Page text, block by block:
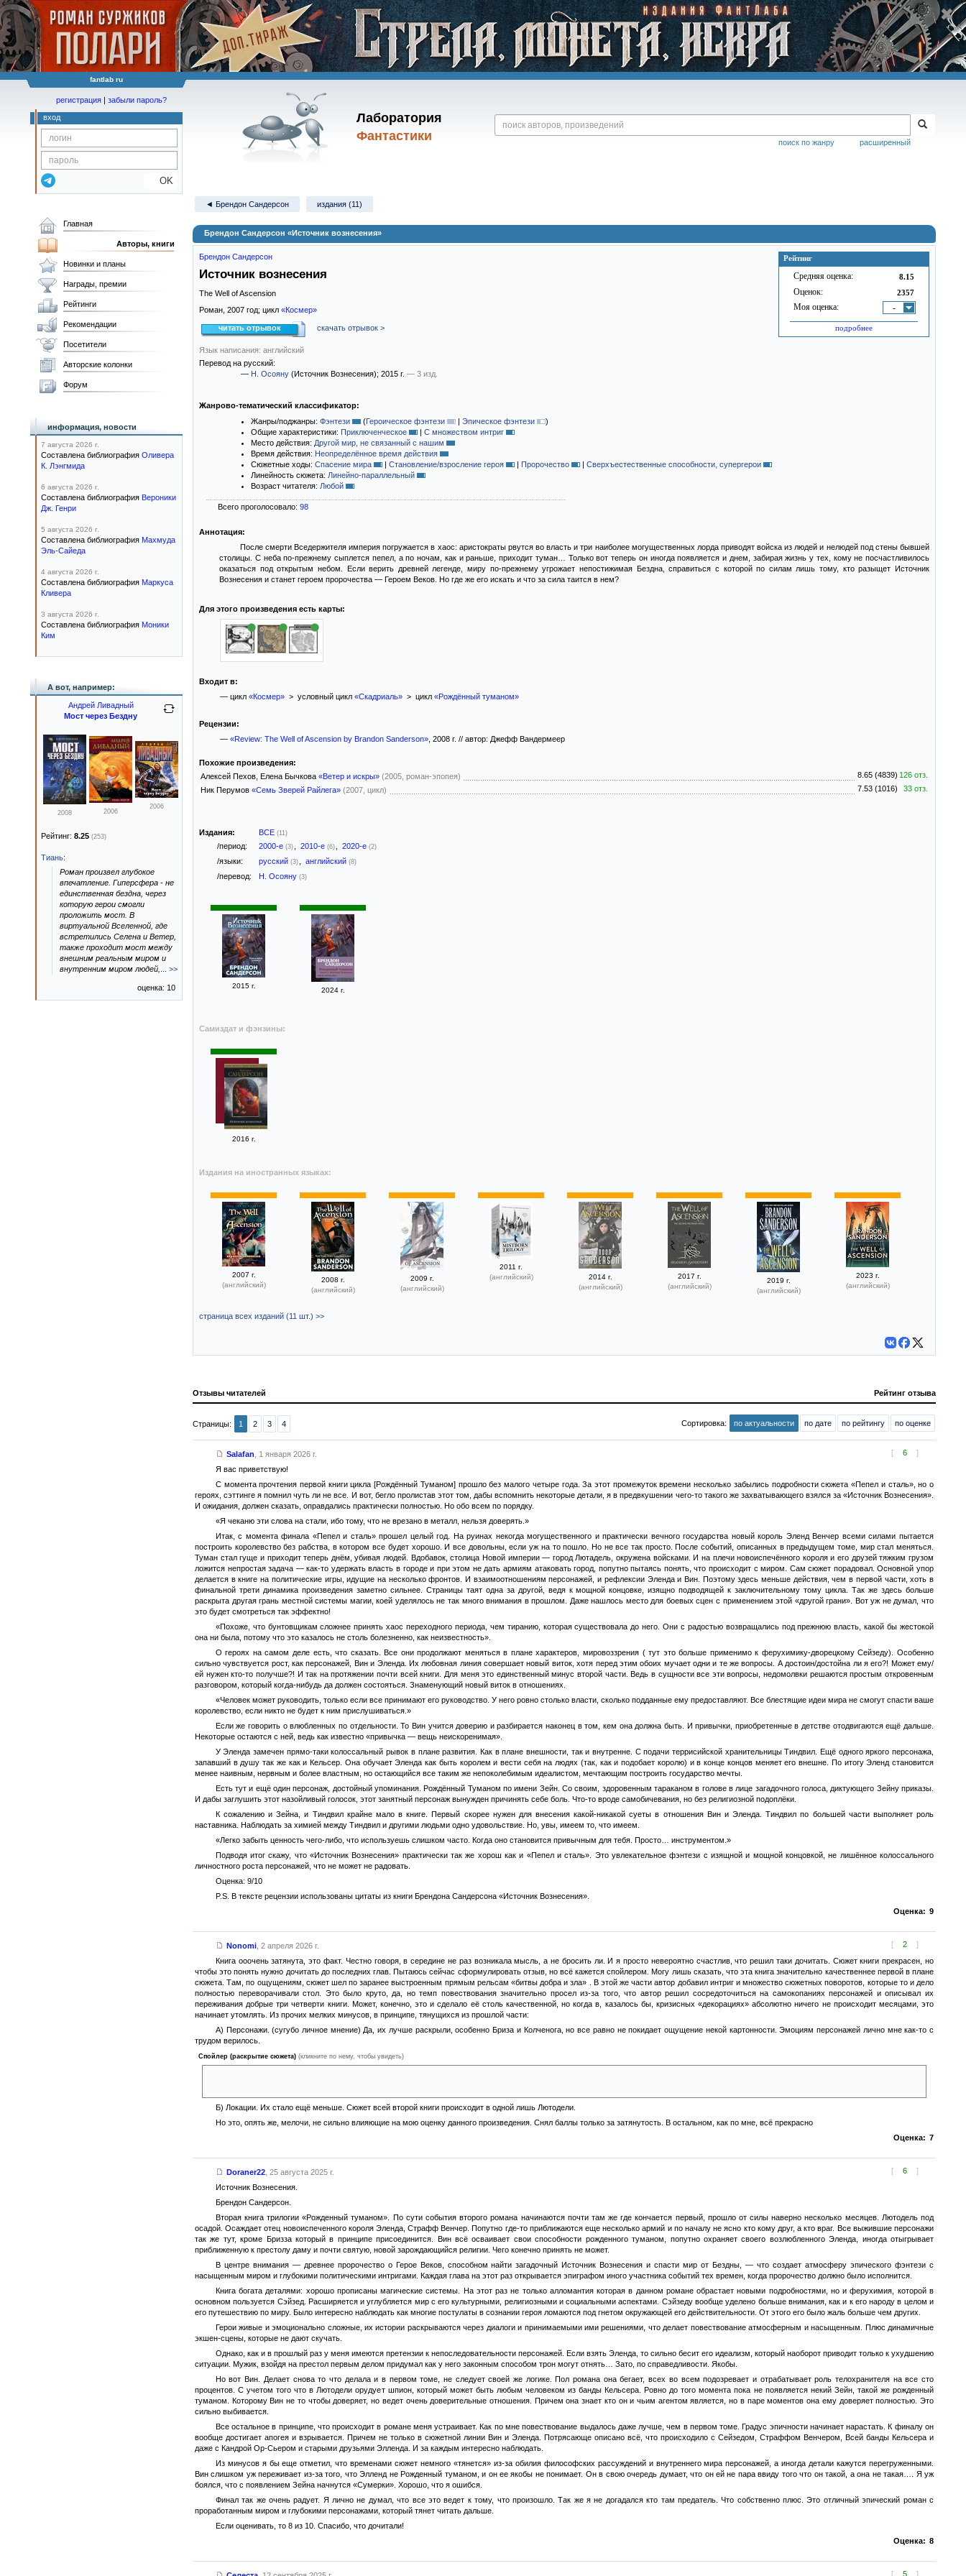
fantlab ru
Лаборатория
Фантастики
расширенный
поиск по жанру
регистрация | забыли пароль?
вход
OK
◄ Брендон Сандерсон издания (11)
Брендон Сандерсон «Источник вознесения»
Рейтинг
Средняя оценка: 8.15
Оценок: 2357
Моя оценка: -
подробнее
Брендон Сандерсон
Источник вознесения
The Well of Ascension
Роман, 2007 год; цикл «Космер»
читать отрывок скачать отрывок >
Язык написания: английский
Перевод на русский:
— Н. Осояну (Источник Вознесения); 2015 г. — 3 изд.
Жанрово-тематический классификатор:
Жанры/поджанры: Фэнтези (Героическое фэнтези | Эпическое фэнтези
)
Общие характеристики: Приключенческое | С множеством интриг
Место действия: Другой мир, не связанный с нашим
Время действия: Неопределённое время действия
Сюжетные ходы: Спасение мира | Становление/взросление героя | Пророчество | Сверхъестественные способности, супергерои
Линейность сюжета: Линейно-параллельный
Возраст читателя: Любой
Всего проголосовало: 98
Аннотация:
После смерти Вседержителя империя погружается в хаос: аристократы рвутся во власть и три наиболее могущественных лорда приводят войска из людей и нелюдей под стены бывшей
столицы. С неба по-прежнему сыплется пепел, а по ночам, как и раньше, приходит туман… Только вот теперь он иногда появляется и днем, забирая жизнь у тех, кому не посчастливилось
оказаться под открытым небом. Если верить древней легенде, миру по-прежнему угрожает непостижимая Бездна, справиться с которой по силам лишь тому, кто разыщет Источник
Вознесения и станет героем пророчества — Героем Веков. Но где же его искать и что за сила таится в нем?
Для этого произведения есть карты:
Входит в:
— цикл «Космер»> условный цикл «Скадриаль»> цикл «Рождённый туманом»
Рецензии:
— «Review: The Well of Ascension by Brandon Sanderson», 2008 г. // автор: Джефф Вандермеер
Похожие произведения:
Алексей Пехов, Елена Бычкова «Ветер и искры» (2005, роман-эпопея) 8.65 (4839) 126 отз.
Ник Перумов «Семь Зверей Райлега» (2007, цикл) 7.53 (1016) 33 отз.
Издания: ВСЕ (11)
/период: 2000-е (3) 2010-е (6) 2020-е (2)
/языки: русский (3) английский (8)
/перевод: Н. Осояну (3)
2015 г.
2024 г.
Самиздат и фэнзины:
2016 г.
Издания на иностранных языках:
2007 г.
(английский)
2008 г.
(английский)
2009 г.
(английский)
2011 г.
(английский)
2014 г.
(английский)
2017 г.
(английский)
2019 г.
(английский)
2023 г.
(английский)
страница всех изданий (11 шт.) >>
Отзывы читателей Рейтинг отзыва
Страницы: 1 2 3 4 Сортировка: по актуальности по дате по рейтингу по оценке
[ 6 ]
Salafan
1 января 2026 г.
Я вас приветствую!
С момента прочтения первой книги цикла [Рождённый Туманом] прошло без малого четыре года. За этот промежуток времени несколько забылись подробности сюжета «Пепел и сталь», но о
героях, сэттинге я помнил чуть ли не все. И вот, бегло пролистав этот том, дабы вспомнить некоторые детали, я в предвкушении чего-то такого же захватывающего взялся за «Источник Вознесения».
И ожидания, должен сказать, оправдались практически полностью. Но обо всем по порядку.
«Я чеканю эти слова на стали, ибо тому, что не врезано в металл, нельзя доверять.»
Итак, с момента финала «Пепел и сталь» прошел целый год. На руинах некогда могущественного и практически вечного государства новый король Эленд Венчер всеми силами пытается
построить королевство без рабства, в котором все будет хорошо. И все довольны, если уж на то пошло. Но не все так просто. После событий, описанных в предыдущем томе, мир стал меняться.
Туман стал гуще и приходит теперь днём, убивая людей. Вдобавок, столица Новой империи — город Лютадель, окружена войсками. И на плечи новоиспечённого короля и его друзей тяжким грузом
ложится непростая задача — как-то удержать власть в городе и при этом не дать армиям атаковать город, попутно пытаясь понять, что происходит с миром. Сам сюжет порадовал. Основной упор
делается в книге на политические игры, идущие на несколько фронтов. И взаимоотношениям персонажей, и рефлексии Эленда и Вин. Поэтому здесь меньше действия, чем в первой части, хоть в
финальной трети динамика произведения заметно сильнее. Страницы таят одна за другой, ведя к мощной концовке, изящно подводящей к заключительному тому цикла. Так же здесь больше
раскрыта другая грань местной системы магии, коей уделялось не так много внимания в прошлом. Даже нашлось место для боевых сцен с применением этой «другой грани». Вот уж не думал, что
это будет смотреться так эффектно!
«Похоже, что бунтовщикам сложнее принять хаос переходного периода, чем тиранию, которая существовала до него. Они с радостью возвращались под прежнюю власть, какой бы жестокой
она ни была, потому что это казалось не столь болезненно, как неизвестность».
О героях на самом деле есть, что сказать. Все они продолжают меняться в плане характеров, мировоззрения ( тут это больше применимо к ферухимику-дворецкому Сейзеду). Особенно
сильно чувствуется рост, как персонажей, Вин и Эленда. Их любовная линия совершает новый виток, хотя перед этим обоих мучает одни и те же вопросы. А достоин/достойна ли я его?! Может ему/
ей нужен кто-то получше?! И так на протяжении почти всей книги. Для меня это единственный минус второй части. Ведь в сущности все эти вопросы, недомолвки решаются простым откровенным
разговором, который когда-нибудь да должен состояться. Знаменующий новый виток в отношениях.
«Человек может руководить, только если все принимают его руководство. У него ровно столько власти, сколько подданные ему предоставляют. Все блестящие идеи мира не смогут спасти ваше
королевство, если никто не будет к ним прислушиваться.»
Если же говорить о влюбленных по отдельности. То Вин учится доверию и разбирается наконец в том, кем она должна быть. И привычки, приобретенные в детстве отодвигаются ещё дальше.
Некоторые остаются с ней, ведь как известно «привычка — вещь неискоренимая».
У Эленда замечен прямо-таки колоссальный рывок в плане развития. Как в плане внешности, так и внутренне. С подачи террисийской хранительницы Тиндвил. Ещё одного яркого персонажа,
запавший в душу так же как и Кельсер. Она обучает Эленда как быть королем и вести себя на людях (так, как и подобает королю) и в конце концов меняет его внешне. По итогу Эленд становится
менее наивным, нервным и более властным, но остающийся все таким же непоколебимым идеалистом, мечтающим построить государство мечты.
Есть тут и ещё один персонаж, достойный упоминания. Рождённый Туманом по имени Зейн. Со своим, здоровенным тараканом в голове в лице загадочного голоса, диктующего Зейну приказы.
И дабы заглушить этот назойливый голосок, этот занятный персонаж вынужден причинять себе боль. Что-то вроде самобичевания, но без религиозной подоплёки.
К сожалению и Зейна, и Тиндвил крайне мало в книге. Первый скорее нужен для внесения какой-никакой суеты в отношения Вин и Эленда. Тиндвил по большей части выполняет роль
наставника. Наблюдать за химией между Тиндвил и другими людьми одно удовольствие. Но, увы, имеем то, что имеем.
«Легко забыть ценность чего-либо, что используешь слишком часто. Когда оно становится привычным для тебя. Просто… инструментом.»
Подводя итог скажу, что «Источник Вознесения» практически так же хорош как и «Пепел и сталь». Это увлекательное фэнтези с изящной и мощной концовкой, не лишённое колоссального
личностного роста персонажей, что не может не радовать.
Оценка: 9/10
P.S. В тексте рецензии использованы цитаты из книги Брендона Сандерсона «Источник Вознесения».
Оценка: 9
[ 2 ]
Nonomi, 2 апреля 2026 г.
Книга ооочень затянута, это факт. Честно говоря, в середине не раз возникала мысль, а не бросить ли. И я просто невероятно счастлив, что решил таки дочитать. Сюжет книги прекрасен, но
чтобы это понять нужно дочитать до последних глав. Пытаюсь сейчас сформулировать отзыв, но всё кажется спойлером. Могу лишь сказать, что эта книга значительно качественнее первой в плане
сюжета. Там, по ощущениям, сюжет шел по заранее выстроенным прямым рельсам «битвы добра и зла» . В этой же части автор добавил интриг и множество сюжетных поворотов, которые то и дело
полностью переворачивали стол. Это было круто, да, но темп повествования значительно просел из-за того, что автор решил сосредоточиться на самокопаниях персонажей и описывал их
переживания добрые три четверти книги. Может, конечно, это и сделало её столь качественной, но когда в, казалось бы, кризисных «декорациях» абсолютно ничего не происходит месяцами, это
начинает утомлять. Из прочих мелких минусов, в принципе, тянущихся из прошлой части:
А) Персонажи. (сугубо личное мнение) Да, их лучше раскрыли, особенно Бриза и Колченога, но все равно не покидает ощущение некой картонности. Эмоциям персонажей лично мне как-то с
трудом верилось.
Спойлер (раскрытие сюжета) (кликните по нему, чтобы увидеть)
Б) Локации. Их стало ещё меньше. Сюжет всей второй книги происходит в одной лишь Лютодели.
Но это, опять же, мелочи, не сильно влияющие на мою оценку данного произведения. Снял баллы только за затянутость. В остальном, как по мне, всё прекрасно
Оценка: 7
[ 6 ]
Doraner22, 25 августа 2025 г.
Источник Вознесения.
Брендон Сандерсон.
Вторая книга трилогии «Рожденный туманом». По сути события второго романа начинаются почти там же где кончается первый, прошло от силы наверно несколько месяцев. Лютодель под
осадой. Осаждает отец новоиспеченного короля Эленда, Страфф Венчер. Попутно где-то приближаются еще несколько армий и по началу не ясно кто кому друг, а кто враг. Все выжившие персонажи
так же тут, кроме Бризза который в принципе присоединится. Вин всё осваивает свои способности рожденного туманом, попутно охраняет своего возлюбленного Эленда, иногда отыгрывает
приближенную к престолу даму и почти святую, новой зарождающийся религии. Чего конечно принять не может.
В центре внимания — древнее пророчество о Герое Веков, способном найти загадочный Источник Вознесения и спасти мир от Бездны, — что создает атмосферу эпического фэнтези с
насыщенным миром и глубокими политическими интригами. Каждая глава на этот раз открывается эпиграфом иного участника событий тех времен, когда пророчество должно было исполнится.
Книга богата деталями: хорошо прописаны магические системы. На этот раз не только алломантия которая в данном романе обрастает новыми подробностями, но и ферухимия, которой в
основном пользуется Сэйзед. Расширяется и углубляется мир с его культурными, религиозными и социальными аспектами. Сэйзеду вообще уделено больше внимания, как и к его народу в целом и
его путешествию по миру. Было интересно наблюдать как многие постулаты в сознании героя ломаются под гнетом окружающей его действительности. От этого его было жаль больше чем других.
Герои живые и эмоционально сложные, их истории раскрываются через диалоги и принимаемыми ими решениями, что делает повествование атмосферным и насыщенным. Плюс динамичные
экшен-сцены, которые не дают скучать.
Однако, как и в прошлый раз у меня имеются претензии к непоследовательности персонажей. Если взять Эленда, то сильно бесит его идеализм, который наоборот приводит только к ухудшению
ситуации. Мужик, взойдя на престол первым делом придумал как у него законным способом трон могут отнять… Зато, по справедливости. Якобы.
Но вот Вин. Делает снова то что делала и в первом томе, не следует своей же логике. Пол романа она бегает, всех во всем подозревает и отрабатывает роль телохранителя на все сто
процентов. С учетом того что в Лютодели орудует шпион, который может быть любым человеком из банды Кельсера. Ровно до того момента пока не появляется некий Зейн, такой же рожденный
туманом. Которому Вин не то чтобы доверяет, но ведет очень доверительные отношения. Причем она знает кто он и чьим агентом является, но в паре моментов она ему доверяет полностью. Это
сильно выбивается.
Все остальное в принципе, что происходит в романе меня устраивает. Как по мне повествование выдалось даже лучше, чем в первом томе. Градус эпичности начинает нарастать. К финалу он
вообще достигает апогея и взрывается. Причем не только в сюжетной линии Вин и Эленда. Потрясающе описано всё, что происходило с Сейзедом, Страффом Венчером, Всей банды Кельсера и
даже с Кандрой Ор-Сьером и старыми друзьями Элленда. И за каждым интересно наблюдать.
Из минусов я бы еще отметил, что временами сюжет немного «тянется» из-за обилия философских рассуждений и внутреннего мира персонажей, а иногда детали кажутся перегруженными.
Вин слишком уж переживает из-за того, что Элленд не Рожденный туманом, и он ее якобы не понимает. Он в свою очередь думает, что он ей не пара ввиду того что он такой, а она не такая…. Я уж
боялся, что с появлением Зейна начнутся «Сумерки». Хорошо, что я ошибся.
Финал так же очень радует. Я лично не думал, что все это ведет к тому, что произошло. Так же я не догадался кто там предатель. Что собственно плюс. Это отличный эпический роман с
проработанным миром и глубокими персонажами, который тянет читать дальше.
Если оценивать, то 8 из 10. Спасибо, что дочитали!
Оценка: 8
[ 5 ]
Главная
Авторы, книги
Новинки и планы
Награды, премии
Рейтинги
Рекомендации
Посетители
Авторские колонки
Форум
информация, новости
7 августа 2026 г.
Составлена библиография Оливера
К. Лэнгмида
6 августа 2026 г.
Составлена библиография Вероники
Дж. Генри
5 августа 2026 г.
Составлена библиография Махмуда
Эль-Сайеда
4 августа 2026 г.
Составлена библиография Маркуса
Кливера
3 августа 2026 г.
Составлена библиография Моники
Ким
А вот, например:
Андрей Ливадный
Мост через Бездну
2008 2006
2006
Рейтинг: 8.25 (253)
Тиань:
Роман произвел глубокое
впечатление. Гиперсфера - не
единственная бездна, через
которую герои смогли
проложить мост. В
виртуальной Вселенной, где
встретились Селена и Ветер,
также проходит мост между
внешним реальным миром и
внутренним миром людей,
>>
оценка: 10